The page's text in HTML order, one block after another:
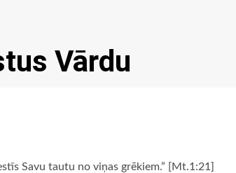
Vārdu
Savu tautu no viņas grēkiem.” [Mt.1:21]